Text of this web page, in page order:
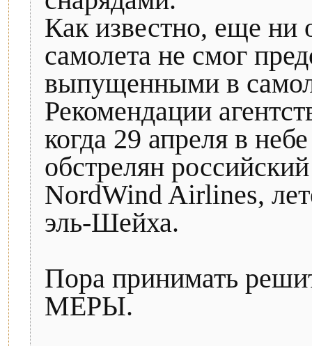
Как известно, еще ни
самолета не смог
выпущенными в
Рекомендации
когда 29 апреля в
обстрелян
NordWind Airlines,
эль-Шейха.
Пора принимать
МЕРЫ.